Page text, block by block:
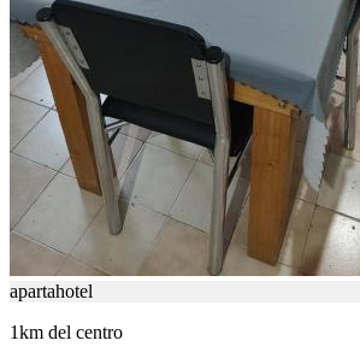
apartahotel
1km del centro